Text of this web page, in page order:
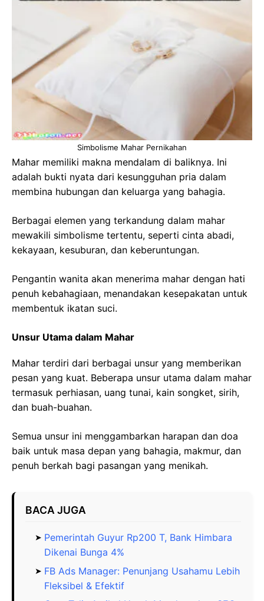
Simbolisme Mahar Pernikahan
Mahar memiliki makna mendalam di baliknya. Ini
adalah bukti nyata dari kesungguhan pria dalam
membina hubungan dan keluarga yang bahagia.
Berbagai elemen yang terkandung dalam mahar
mewakili simbolisme tertentu, seperti cinta abadi,
kekayaan, kesuburan, dan keberuntungan.
Pengantin wanita akan menerima mahar dengan hati
penuh kebahagiaan, menandakan kesepakatan untuk
membentuk ikatan suci.
Unsur Utama dalam Mahar
Mahar terdiri dari berbagai unsur yang memberikan
pesan yang kuat. Beberapa unsur utama dalam mahar
termasuk perhiasan, uang tunai, kain songket, sirih,
dan buah-buahan.
Semua unsur ini menggambarkan harapan dan doa
baik untuk masa depan yang bahagia, makmur, dan
penuh berkah bagi pasangan yang menikah.
BACA JUGA
Pemerintah Guyur Rp200 T, Bank Himbara
Dikenai Bunga 4%
FB Ads Manager: Penunjang Usahamu Lebih
Fleksibel & Efektif